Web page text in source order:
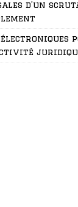
d’un
électroniques